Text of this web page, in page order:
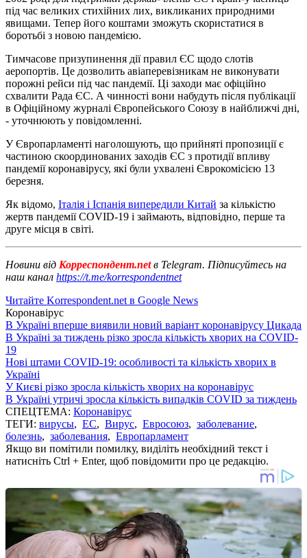
під час великих стихійних лих, викликаних природними
явищами. Тепер його коштами зможуть скористатися в
боротьбі з новою пандемією.
Тимчасове призупинення дії правил ЄС щодо слотів
аеропортів. Це дозволить авіаперевізникам не виконувати
порожні рейси під час пандемії. Ці заходи має офіційно
схвалити Рада ЄС. А чинності вони набудуть після публікації
в Офіційному журналі Європейського Союзу в найближчі дні,
- уточнюють у повідомленні.
У Європарламенті наголошують, що прийняті пропозиції є
частиною скоординованих заходів ЄС з протидії впливу
пандемії коронавірусу, які були ухвалені Єврокомісією 13
березня.
Як відомо, Італія і Іспанія випередили Китай за кількістю
жертв пандемії COVID-19 і займають, відповідно, перше та
друге місця в світі.
Новини від Корреспондент.netв Telegram. Підписуйтесь на
наш канал https://t.me/korrespondentnet
Читайте Korrespondent.net в Google News
Коронавірус
В Україні вперше виявили новий варіант коронавірусу Цикада
В Україні за тиждень різко зросла кількість хворих на COVID-
19
Нові штами COVID-19: особливості та кількість хворих в
Україні
У Києві різко зросла кількість хворих на коронавірус
В Україні утричі зросла кількість випадків COVID за тиждень
СПЕЦТЕМА: Коронавірус
ТЕГИ: вирусы, ЕС, Вирус, Евросоюз, заболевание,
болезнь, заболевания, Европарламент
Якщо ви помітили помилку, виділіть необхідний текст і
натисніть Ctrl + Enter, щоб повідомити про це редакцію.